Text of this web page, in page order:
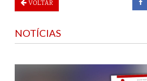
VOLTAR
NOTÍCIAS